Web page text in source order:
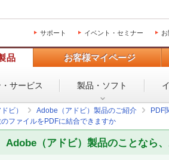
サポート イベント・セミナー
品 お客様マイページ
サービス 製品・ソフト
ビ） Adobe（アドビ）製品のご紹介 PDF
ファイルをPDFに結合できますか
Adobe（アドビ）製品のことなら